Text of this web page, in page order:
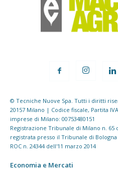
© Tecniche Nuove Spa. Tutti i diritti
20157 Milano | Codice fiscale, Partita
imprese di Milano: 00753480151
Registrazione Tribunale di Milano n. 65
registrata presso il Tribunale di Bologna
ROC n. 24344 dell'11 marzo 2014
Economia e Mercati